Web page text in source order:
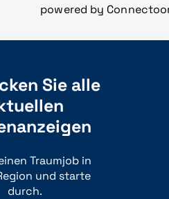
powered by
Sie alle
Traumjob in
und starte
durch.